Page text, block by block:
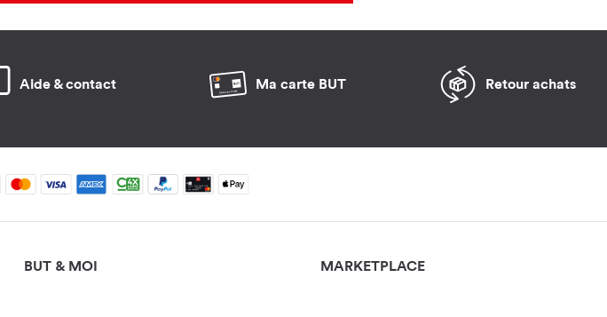
Aide & contact Ma carte BUT Retour achats
BUT & MOI MARKETPLACE